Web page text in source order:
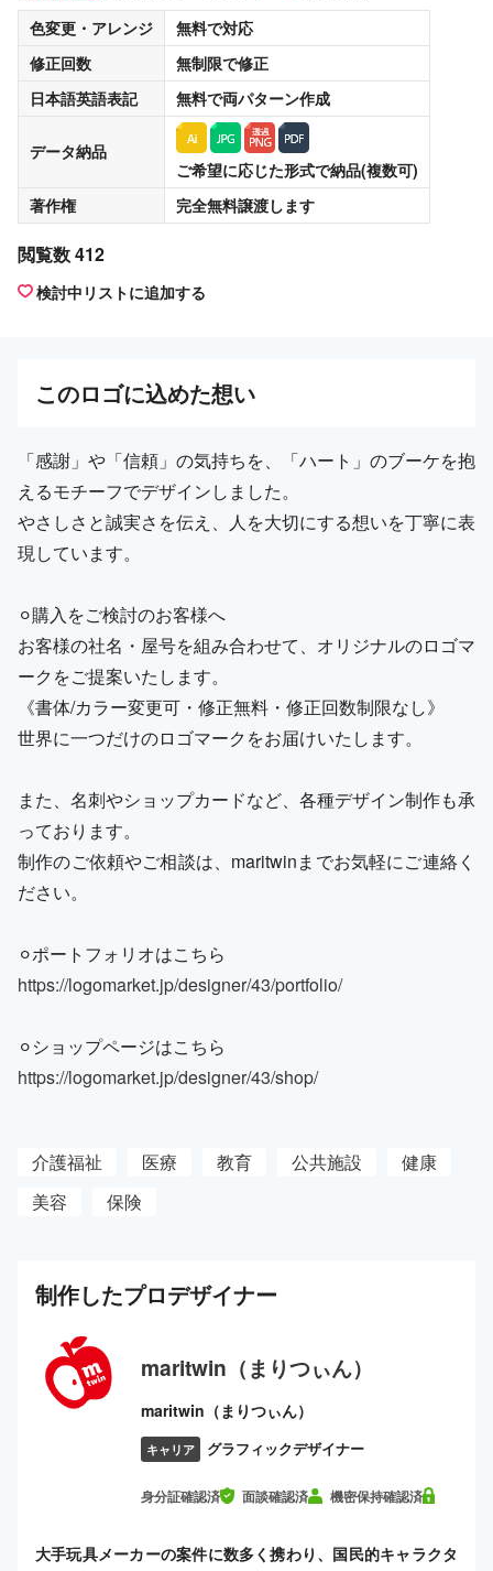
色変更・アレンジ
無料で対応
修正回数
無制限で修正
日本語英語表記
無料で両パターン作成
データ納品
ご希望に応じた形式で納品(複数可)
著作権
完全無料譲渡します
閲覧数 412
検討中リストに追加する
このロゴに込めた想い
「感謝」や「信頼」の気持ちを、「ハート」のブーケを抱
えるモチーフでデザインしました。
やさしさと誠実さを伝え、人を大切にする想いを丁寧に表
現しています。
⚪︎購入をご検討のお客様へ
お客様の社名・屋号を組み合わせて、オリジナルのロゴマ
ークをご提案いたします。
《書体/カラー変更可・修正無料・修正回数制限なし》
世界に一つだけのロゴマークをお届けいたします。
また、名刺やショップカードなど、各種デザイン制作も承
っております。
制作のご依頼やご相談は、maritwinまでお気軽にご連絡く
ださい。
⚪︎ポートフォリオはこちら
https://logomarket.jp/designer/43/portfolio/
⚪︎ショップページはこちら
https://logomarket.jp/designer/43/shop/
介護福祉 医療 教育 公共施設
健康
美容
保険
制作したプロデザイナー
maritwin（まりつぃん）
maritwin（まりつぃん）
キャリア グラフィックデザイナー
身分証確認済 面談確認済 機密保持確認済
大手玩具メーカーの案件に数多く携わり、国民的キャラクタ